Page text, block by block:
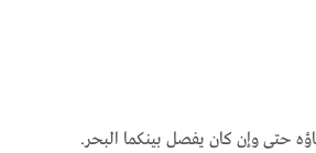
حتى وإن كان يفصل بينكما البحر.